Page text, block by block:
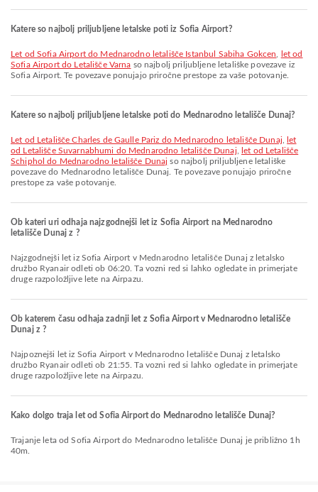
Katere so najbolj priljubljene letalske poti iz Sofia Airport?
let od Sofia Airport do Mednarodno letališče Istanbul Sabiha Gokcen
let od
Sofia Airport do Letališče Varna so najbolj priljubljene letališke povezave iz
Sofia Airport. Te povezave ponujajo priročne prestope za vaše potovanje.
Katere so najbolj priljubljene letalske poti do Mednarodno letališče Dunaj?
let od Letališče Charles de Gaulle Pariz do Mednarodno letališče Dunaj
let
od Letališče Suvarnabhumi do Mednarodno letališče Dunaj
let od Letališče
Schiphol do Mednarodno letališče Dunaj so najbolj priljubljene letališke
povezave do Mednarodno letališče Dunaj. Te povezave ponujajo priročne
prestope za vaše potovanje.
Ob kateri uri odhaja najzgodnejši let iz Sofia Airport na Mednarodno
letališče Dunaj z ?
Najzgodnejši let iz Sofia Airport v Mednarodno letališče Dunaj z letalsko
družbo Ryanair odleti ob 06:20. Ta vozni red si lahko ogledate in primerjate
druge razpoložljive lete na Airpazu.
Ob katerem času odhaja zadnji let z Sofia Airport v Mednarodno letališče
Dunaj z ?
Najpoznejši let iz Sofia Airport v Mednarodno letališče Dunaj z letalsko
družbo Ryanair odleti ob 21:55. Ta vozni red si lahko ogledate in primerjate
druge razpoložljive lete na Airpazu.
Kako dolgo traja let od Sofia Airport do Mednarodno letališče Dunaj?
Trajanje leta od Sofia Airport do Mednarodno letališče Dunaj je približno 1h
40m.